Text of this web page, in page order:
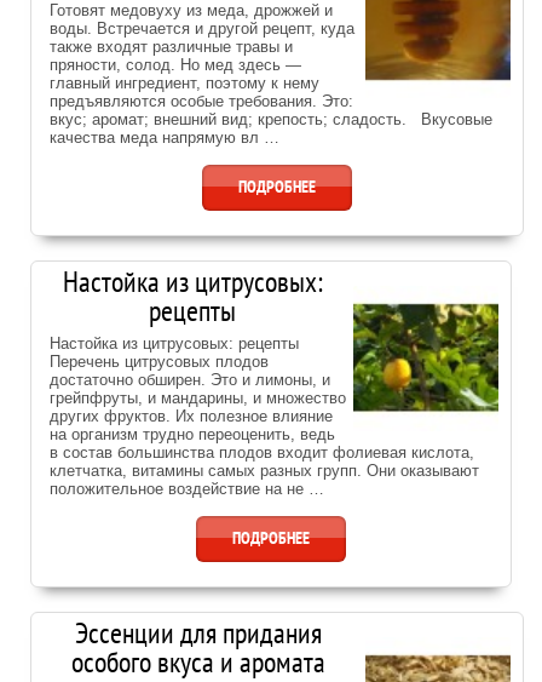
Готовят медовуху из меда, дрожжей и
воды. Встречается и другой рецепт, куда
также входят различные травы и
пряности, солод. Но мед здесь —
главный ингредиент, поэтому к нему
предъявляются особые требования. Это:
вкус; аромат; внешний вид; крепость; сладость. Вкусовые
качества меда напрямую вл …
ПОДРОБНЕЕ
Настойка из цитрусовых:
рецепты
Настойка из цитрусовых: рецепты
Перечень цитрусовых плодов
достаточно обширен. Это и лимоны, и
грейпфруты, и мандарины, и множество
других фруктов. Их полезное влияние
на организм трудно переоценить, ведь
в состав большинства плодов входит фолиевая кислота,
клетчатка, витамины самых разных групп. Они оказывают
положительное воздействие на не …
ПОДРОБНЕЕ
Эссенции для придания
особого вкуса и аромата